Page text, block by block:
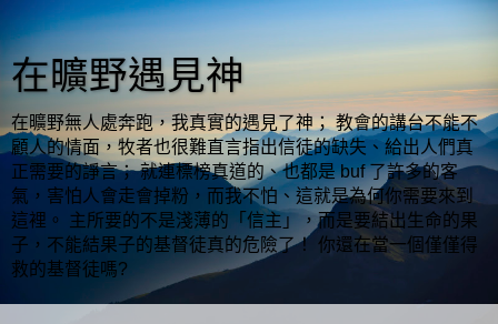
在曠野遇見神
在曠野無人處奔跑，我真實的遇見了神； 教會的講台不能不
顧人的情面，牧者也很難直言指出信徒的缺失、給出人們真
正需要的諍言； 就連標榜真道的、也都是 buf 了許多的客
氣，害怕人會走會掉粉，而我不怕、這就是為何你需要來到
這裡。 主所要的不是淺薄的「信主」，而是要結出生命的果
子，不能結果子的基督徒真的危險了！ 你還在當一個僅僅得
救的基督徒嗎?